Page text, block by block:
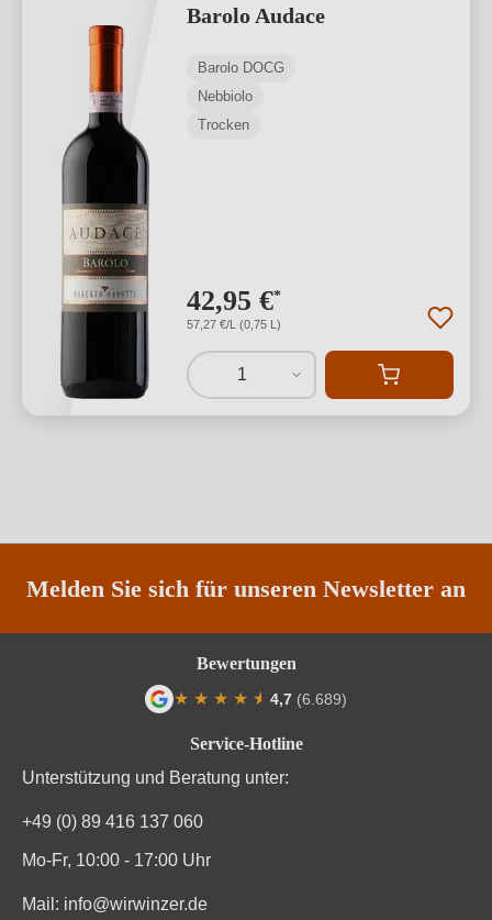
Barolo Audace
Barolo DOCG
Nebbiolo
Trocken
42,95 €*
57,27 €/L (0,75 L)
1
Melden Sie sich für unseren Newsletter an
Service-Hotline
Unterstützung und Beratung unter:
+49 (0) 89 416 137 060
Mo-Fr, 10:00 - 17:00 Uhr
Mail: info@wirwinzer.de
Bewertungen
★ ★ ★ ★ ★
★ 4,7 (6.689)